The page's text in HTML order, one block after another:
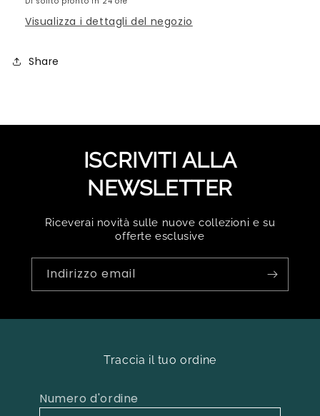
Visualizza i dettagli del negozio
Share
ISCRIVITI ALLA
NEWSLETTER
Riceverai novità sulle nuove collezioni e su
offerte esclusive
Indirizzo email
Traccia il tuo ordine
Numero d'ordine